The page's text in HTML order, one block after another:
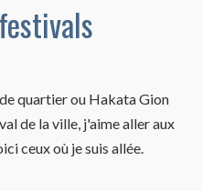
quartier ou Hakata Gion
de la ville, j'aime aller aux
ceux où je suis allée.